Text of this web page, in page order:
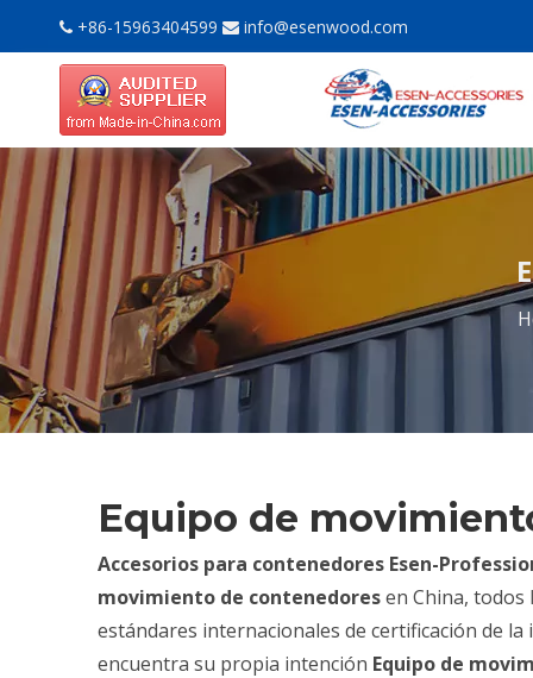
 +86-15963404599  info@esenwood.com
Equipo de
Accesorios para contenedores Esen-
movimiento de contenedoresen China, todos
estándares internacionales de certificación de
encuentra su propia intención Equipo de